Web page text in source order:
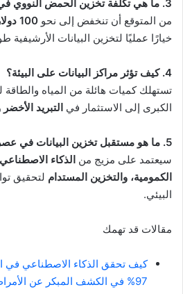
3. ما هي تكلفة تخزين الحمض النووي في 2026؟
من المتوقع أن تنخفض إلى نحو 100 دولار لكل تيرابايت
خيارًا عمليًا لتخزين البيانات الأرشيفية
4. كيف تؤثر مراكز البيانات على البيئة؟
تستهلك كميات هائلة من المياه والطاقة
الكبرى إلى الاستثمار في التبريد
5. ما هو مستقبل تخزين البيانات في عصر الذكاء الاصطناعي؟
سيعتمد على مزيج من الذكاء الاصطناعي
الكمومية، والتخزين المستدام لتحقيق
البيئي.
مقالات قد تهمك
كيف تحقق الذكاء الاصطناعي في
97% في الكشف المبكر عن الأمراض